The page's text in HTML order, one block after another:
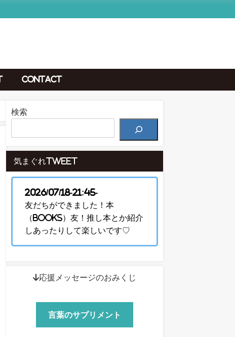
Contact
検索
気まぐれTweet
2026/07/18-21:45-
友だちができました！本
（Books）友！推し本とか紹介
しあったりして楽しいです♡
↓応援メッセージのおみくじ
言葉のサプリメント